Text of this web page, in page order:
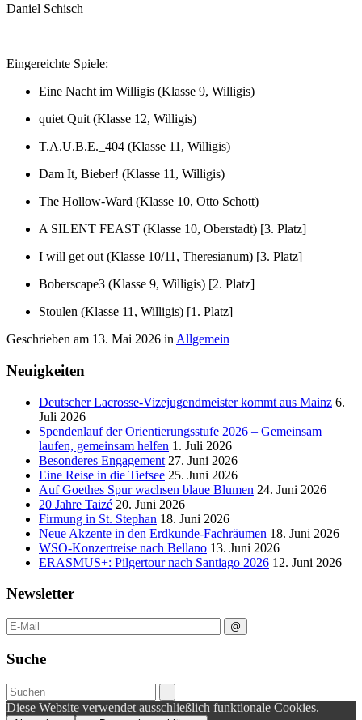
Daniel Schisch
Eingereichte Spiele:
Eine Nacht im Willigis (Klasse 9, Willigis)
quiet Quit (Klasse 12, Willigis)
T.A.U.B.E._404 (Klasse 11, Willigis)
Dam It, Bieber! (Klasse 11, Willigis)
The Hollow-Ward (Klasse 10, Otto Schott)
A SILENT FEAST (Klasse 10, Oberstadt) [3. Platz]
I will get out (Klasse 10/11, Theresianum) [3. Platz]
Boberscape3 (Klasse 9, Willigis) [2. Platz]
Stoulen (Klasse 11, Willigis) [1. Platz]
Geschrieben am 13. Mai 2026 in Allgemein
Neuigkeiten
Deutscher Lacrosse-Vizejugendmeister kommt aus Mainz 6.
Juli 2026
Spendenlauf der Orientierungsstufe 2026 – Gemeinsam
laufen, gemeinsam helfen 1. Juli 2026
Besonderes Engagement 27. Juni 2026
Eine Reise in die Tiefsee 25. Juni 2026
Auf Goethes Spur wachsen blaue Blumen 24. Juni 2026
20 Jahre Taizé 20. Juni 2026
Firmung in St. Stephan 18. Juni 2026
Neue Akzente in den Erdkunde‑Fachräumen 18. Juni 2026
WSO-Konzertreise nach Bellano 13. Juni 2026
ERASMUS+: Pilgertour nach Santiago 2026 12. Juni 2026
Newsletter
Suche
Diese Website verwendet ausschließlich funktionale Cookies.